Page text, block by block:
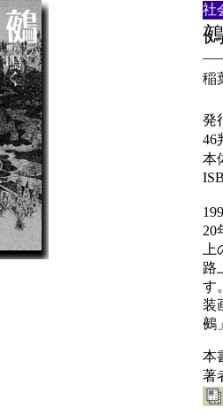
社
鵺
――
稲
発
46
本
20
路
す
装
鵺
本
著